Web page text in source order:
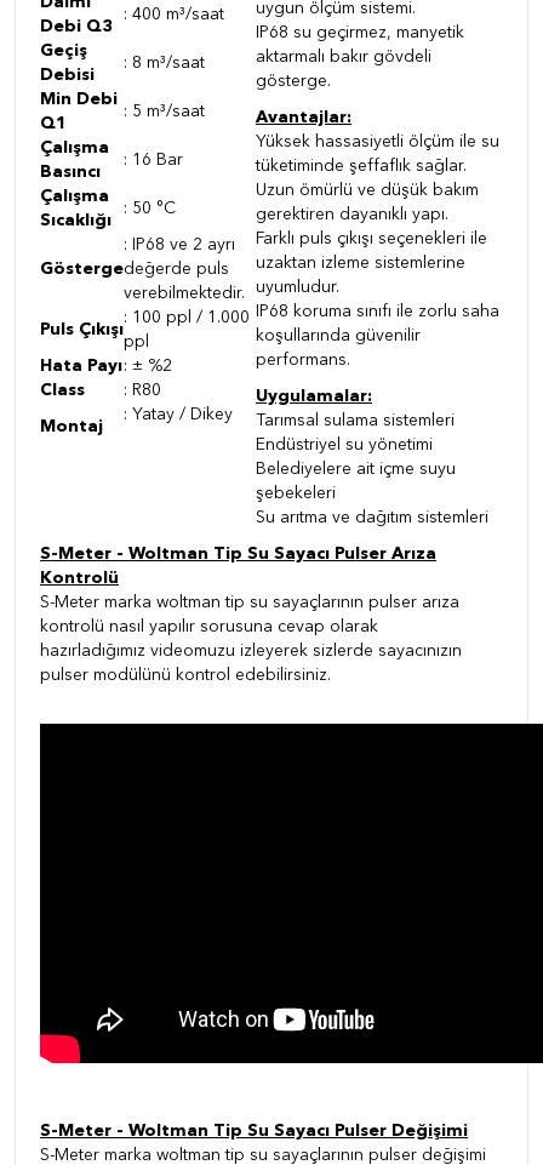
Debi Q3
: 400 m³/saat
Geçiş
Debisi
: 8 m³/saat
Min Debi
Q1
: 5 m³/saat
Çalışma
Basıncı
: 16 Bar
Çalışma
Sıcaklığı
: 50 °C
Gösterge
: IP68 ve 2 ayrı
değerde puls
verebilmektedir.
Puls Çıkışı
: 100 ppl / 1.000
ppl
Hata Payı: ± %2
Class
: R80
Montaj
: Yatay / Dikey
uygun ölçüm sistemi.
IP68 su geçirmez, manyetik
aktarmalı bakır gövdeli
gösterge.
Avantajlar:
Yüksek hassasiyetli ölçüm ile su
tüketiminde şeffaflık sağlar.
Uzun ömürlü ve düşük bakım
gerektiren dayanıklı yapı.
Farklı puls çıkışı seçenekleri ile
uzaktan izleme sistemlerine
uyumludur.
IP68 koruma sınıfı ile zorlu saha
koşullarında güvenilir
performans.
Uygulamalar:
Tarımsal sulama sistemleri
Endüstriyel su yönetimi
Belediyelere ait içme suyu
şebekeleri
Su arıtma ve dağıtım sistemleri
S-Meter - Woltman Tip Su Sayacı Pulser Arıza
Kontrolü
S-Meter marka woltman tip su sayaçlarının pulser arıza
kontrolü nasıl yapılır sorusuna cevap olarak
hazırladığımız videomuzu izleyerek sizlerde sayacınızın
pulser modülünü kontrol edebilirsiniz.
S-Meter - Woltman Tip Su Sayacı Pulser Değişimi
S-Meter marka woltman tip su sayaçlarının pulser değişimi